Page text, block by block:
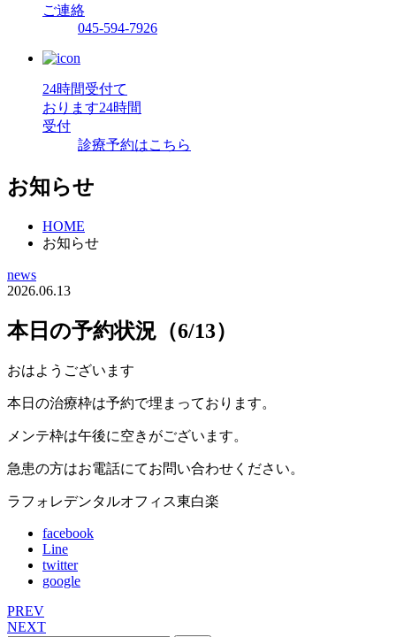
ご連絡
045-594-7926
24時間受付て
おります24時間
受付
診療予約はこちら
お知らせ
HOME
お知らせ
news
2026.06.13
本日の予約状況（6/13）
おはようございます
本日の治療枠は予約で埋まっております。
メンテ枠は午後に空きがございます。
急患の方はお電話にてお問い合わせください。
ラフォレデンタルオフィス東白楽
facebook
Line
twitter
google
PREV
NEXT